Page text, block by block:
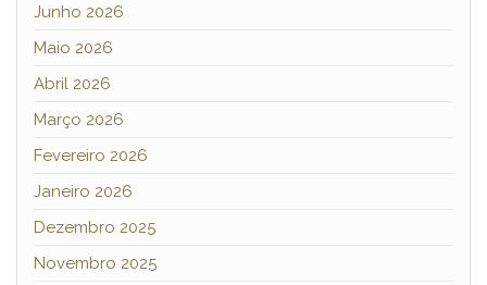
Junho 2026
Maio 2026
Abril 2026
Março 2026
Fevereiro 2026
Janeiro 2026
Dezembro 2025
Novembro 2025